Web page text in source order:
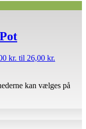
kr. til 26,00 kr.
kan vælges på